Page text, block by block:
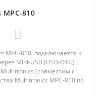
810
MPC-810, подключается к
Mini-USB (USB-OTG)
(совместим с
Multitronics MPC-810 по